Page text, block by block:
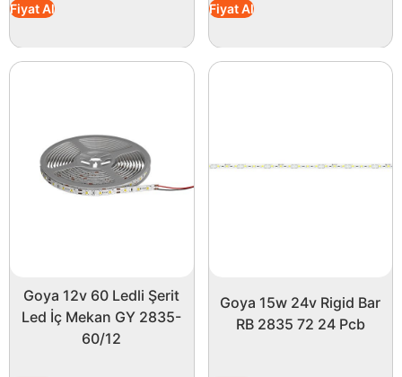
Fiyat Al Fiyat Al
Goya 12v 60 Ledli Şerit
Led İç Mekan GY 2835-
60/12
Goya 15w 24v Rigid Bar
RB 2835 72 24 Pcb